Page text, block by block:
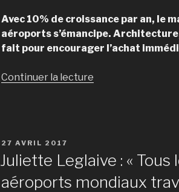
Avec 10% de croissance par an, le
aéroports s’émancipe.
fait pour encourager l’achat
Continuer la lecture
PUBLIÉ
LE
27 AVRIL 2017
Juliette Leglaive : « Tous
aéroports mondiaux